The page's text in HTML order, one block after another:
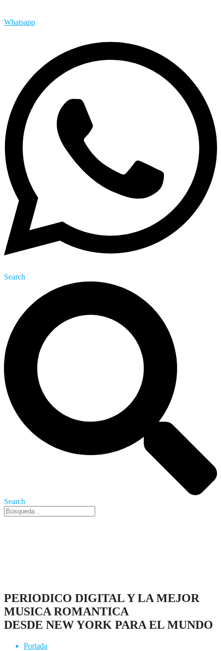
Whatsapp
Search
Search
PERIODICO DIGITAL Y LA MEJOR
MUSICA ROMANTICA
DESDE NEW YORK PARA EL MUNDO
Portada